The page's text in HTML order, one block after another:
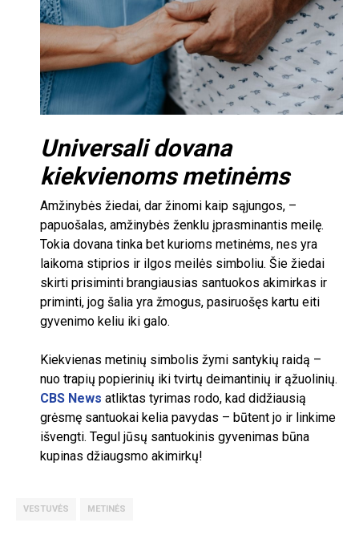
Universali dovana
kiekvienoms metinėms
Amžinybės žiedai, dar žinomi kaip sąjungos, –
papuošalas, amžinybės ženklu įprasminantis meilę.
Tokia dovana tinka bet kurioms metinėms, nes yra
laikoma stiprios ir ilgos meilės simboliu. Šie žiedai
skirti prisiminti brangiausias santuokos akimirkas ir
priminti, jog šalia yra žmogus, pasiruošęs kartu eiti
gyvenimo keliu iki galo.
Kiekvienas metinių simbolis žymi santykių raidą –
nuo trapių popierinių iki tvirtų deimantinių ir ąžuolinių.
CBS News atliktas tyrimas rodo, kad didžiausią
grėsmę santuokai kelia pavydas – būtent jo ir linkime
išvengti. Tegul jūsų santuokinis gyvenimas būna
kupinas džiaugsmo akimirkų!
VESTUVĖS METINĖS